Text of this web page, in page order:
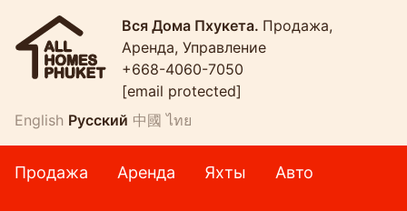
Вся Дома Пхукета. Продажа,
Аренда, Управление
+668-4060-7050
[email protected]
English Русский 中國 ไทย
Продажа Аренда Яхты Авто